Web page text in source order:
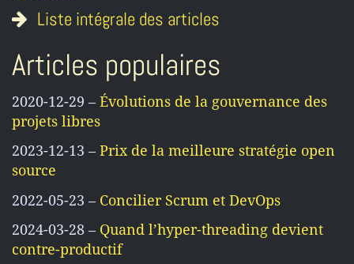
Liste intégrale des articles
Articles populaires
2020-12-29 – Évolutions de la gouvernance des
projets libres
2023-12-13 – Prix de la meilleure stratégie open
source
2022-05-23 – Concilier Scrum et DevOps
2024-03-28 – Quand l’hyper-threading devient
contre-productif